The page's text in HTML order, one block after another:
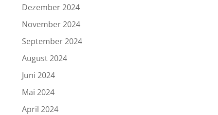
Dezember 2024
November 2024
September 2024
August 2024
Juni 2024
Mai 2024
April 2024